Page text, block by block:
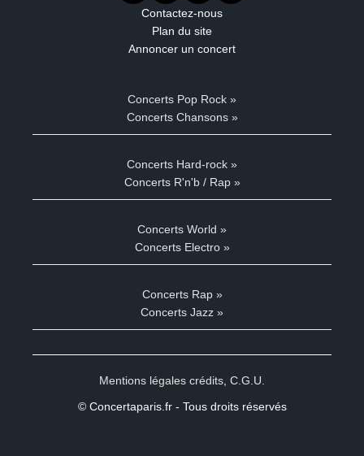
Contactez-nous
Plan du site
Annoncer un concert
Concerts Pop Rock »
Concerts Chansons »
Concerts Hard-rock »
Concerts R'n'b / Rap »
Concerts World »
Concerts Electro »
Concerts Rap »
Concerts Jazz »
Mentions légales crédits C.G.U.
© Concertaparis.fr - Tous droits réservés